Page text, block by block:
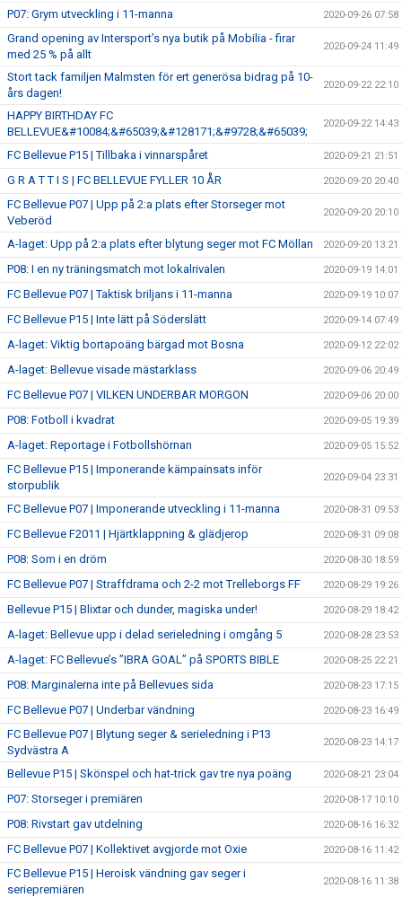
P07: Grym utveckling i 11-manna 2020-09-26 07:58
Grand opening av Intersport’s nya butik på Mobilia - firar
med 25 % på allt
2020-09-24 11:49
Stort tack familjen Malmsten för ert generösa bidrag på 10-
års dagen!
2020-09-22 22:10
HAPPY BIRTHDAY FC
BELLEVUE&#10084;&#65039;&#128171;&#9728;&#65039;
2020-09-22 14:43
FC Bellevue P15 | Tillbaka i vinnarspåret 2020-09-21 21:51
G R A T T I S | FC BELLEVUE FYLLER 10 ÅR 2020-09-20 20:40
FC Bellevue P07 | Upp på 2:a plats efter Storseger mot
Veberöd
2020-09-20 20:10
A-laget: Upp på 2:a plats efter blytung seger mot FC Möllan 2020-09-20 13:21
P08: I en ny träningsmatch mot lokalrivalen 2020-09-19 14:01
FC Bellevue P07 | Taktisk briljans i 11-manna 2020-09-19 10:07
FC Bellevue P15 | Inte lätt på Söderslätt 2020-09-14 07:49
A-laget: Viktig bortapoäng bärgad mot Bosna 2020-09-12 22:02
A-laget: Bellevue visade mästarklass 2020-09-06 20:49
FC Bellevue P07 | VILKEN UNDERBAR MORGON 2020-09-06 20:00
P08: Fotboll i kvadrat 2020-09-05 19:39
A-laget: Reportage i Fotbollshörnan 2020-09-05 15:52
FC Bellevue P15 | Imponerande kämpainsats inför
storpublik
2020-09-04 23:31
FC Bellevue P07 | Imponerande utveckling i 11-manna 2020-08-31 09:53
FC Bellevue F2011 | Hjärtklappning & glädjerop 2020-08-31 09:08
P08: Som i en dröm 2020-08-30 18:59
FC Bellevue P07 | Straffdrama och 2-2 mot Trelleborgs FF 2020-08-29 19:26
Bellevue P15 | Blixtar och dunder, magiska under! 2020-08-29 18:42
A-laget: Bellevue upp i delad serieledning i omgång 5 2020-08-28 23:53
A-laget: FC Bellevue’s ”IBRA GOAL” på SPORTS BIBLE 2020-08-25 22:21
P08: Marginalerna inte på Bellevues sida 2020-08-23 17:15
FC Bellevue P07 | Underbar vändning 2020-08-23 16:49
FC Bellevue P07 | Blytung seger & serieledning i P13
Sydvästra A
2020-08-23 14:17
Bellevue P15 | Skönspel och hat-trick gav tre nya poäng 2020-08-21 23:04
P07: Storseger i premiären 2020-08-17 10:10
P08: Rivstart gav utdelning 2020-08-16 16:32
FC Bellevue P07 | Kollektivet avgjorde mot Oxie 2020-08-16 11:42
FC Bellevue P15 | Heroisk vändning gav seger i
seriepremiären
2020-08-16 11:38